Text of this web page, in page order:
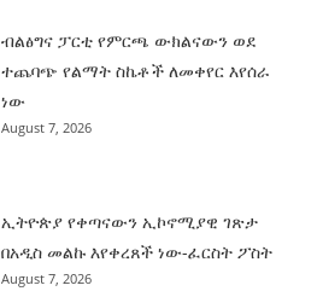
ብልፅግና ፓርቲ የምርጫ ውክልናውን ወደ
ተጨባጭ የልማት ስኬቶች ለመቀየር እየሰራ
ነው
August 7, 2026
ኢትዮጵያ የቀጣናውን ኢኮኖሚያዊ ገጽታ
በአዲስ መልኩ እየቀረጸች ነው-ፈርስት ፖስት
August 7, 2026